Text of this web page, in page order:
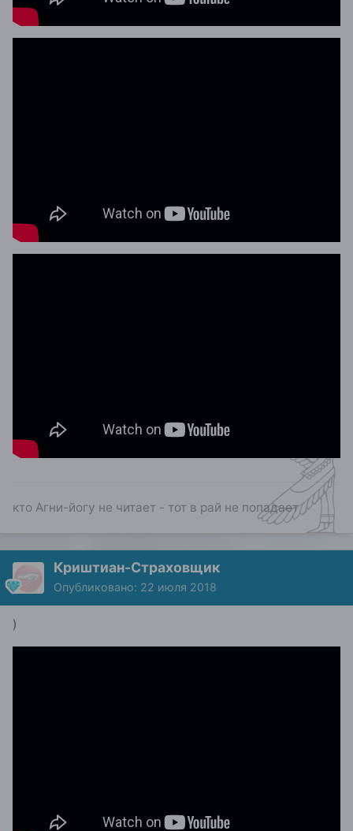
кто Агни-йогу не читает - тот в рай не попадает
Криштиан-Страховщик
Опубликовано: 22 июля 2018
)